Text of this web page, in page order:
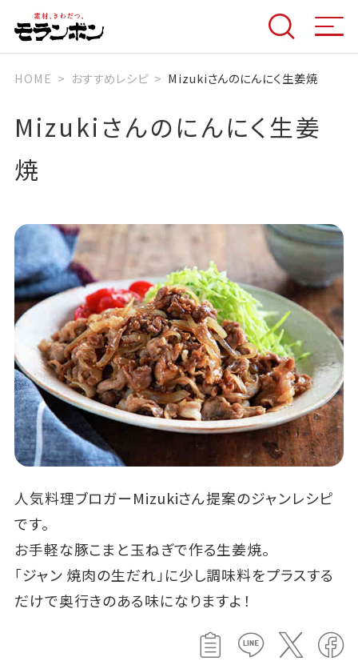
HOME おすすめレシピ Mizukiさんのにんにく生姜焼
Mizukiさんのにんにく生姜
焼
人気料理ブロガーMizukiさん提案のジャンレシピ
です。
お手軽な豚こまと玉ねぎで作る生姜焼。
「ジャン 焼肉の生だれ」に少し調味料をプラスする
だけで奥行きのある味になりますよ！